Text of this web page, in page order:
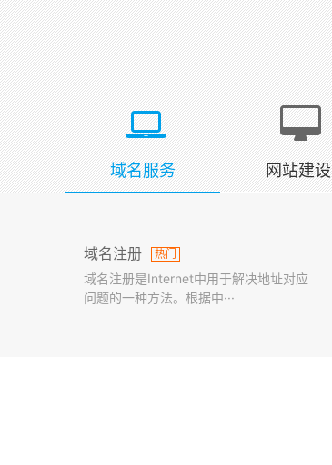
域名服务 网站建设
域名注册 热门
域名注册是Internet中用于解决地址对应
问题的一种方法。根据中···